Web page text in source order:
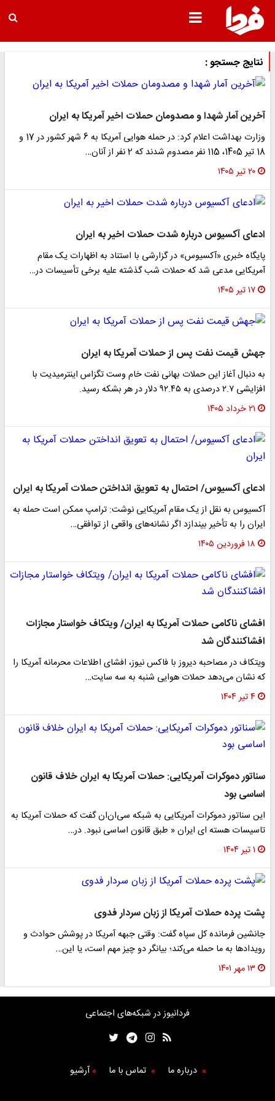
نتایج جستجو :
آخرین آمار شهدا و مصدومان حملات اخیر آمریکا به ایران
وزارت بهداشت اعلام کرد: در حمله هوایی آمریکا به 6 شهر کشور در 17 و
18 تیر 1405، 115 نفر مصدوم شدند که 2 نفر از آنان…
۲۰ تیر ۱۴۰۵
ادعای آکسیوس درباره شدت حملات اخیر به ایران
پایگاه خبری «آکسیوس» در گزارشی با استناد به اظهارات یک مقام
آمریکایی مدعی شد که حملات شب گذشته علیه برخی تأسیسات در…
۱۷ تیر ۱۴۰۵
جهش قیمت نفت پس از حملات آمریکا به ایران
به دنبال آغاز این حملات بهانی نفت خام وست تگزاس اینترمیدیت با
افزایشی ۲.۷ درصدی به ۹۲.۴۵ دلار در هر بشکه رسید.
۲۱ خرداد ۱۴۰۵
ادعای آکسیوس/ احتمال به تعویق انداختن حملات آمریکا به ایران
آکسیوس به نقل از یک مقام آمریکایی نوشت: ترامپ ممکن است حمله به
ایران را به تأخیر بیندازد اگر نشانه‌های واقعی از توافقی…
۱۸ فروردین ۱۴۰۵
افشای ناکامی حملات آمریکا به ایران/ ویتکاف خواستار مجازات
افشاکنندگان شد
ویتکاف در مصاحبه دیروز با فاکس نیوز، افشای اطلاعات محرمانه آمریکا را
که نشان می‌دهد حملات هوایی شنبه به سه سایت…
۴ تیر ۱۴۰۴
سناتور دموکرات آمریکایی: حملات آمریکا به ایران خلاف قانون
اساسی بود
این سناتور دموکرات آمریکایی به شبکه سی‌ان‌ان گفت که حملات آمریکا به
تاسیسات هسته ای ایران « طبق قانون اساسی نبود. در…
۱ تیر ۱۴۰۴
پشت پرده حملات آمریکا از زبان سردار فدوی
جانشین فرمانده کل سپاه گفت: وقتی جبهه آمریکا در پوشش حوادث و
رویدادها به ما حمله می‌کند؛ بیانگر دو چیز مهم است، یا این…
۱۳ مهر ۱۴۰۱
فردانیوز در شبکه‌های اجتماعی
درباره ما تماس با ما آرشیو